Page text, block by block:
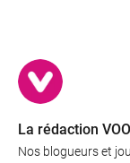
La rédaction VOO
Nos blogueurs et